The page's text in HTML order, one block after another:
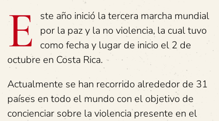
E
ste año inició la tercera marcha mundial
por la paz y la no violencia, la cual tuvo
como fecha y lugar de inicio el 2 de
octubre en Costa Rica.
Actualmente se han recorrido alrededor de 31
países en todo el mundo con el objetivo de
concienciar sobre la violencia presente en el